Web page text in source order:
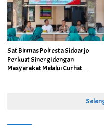
Sat Binmas Polresta Sidoarjo
Perkuat Sinergi dengan
Masyarakat Melalui Curhat